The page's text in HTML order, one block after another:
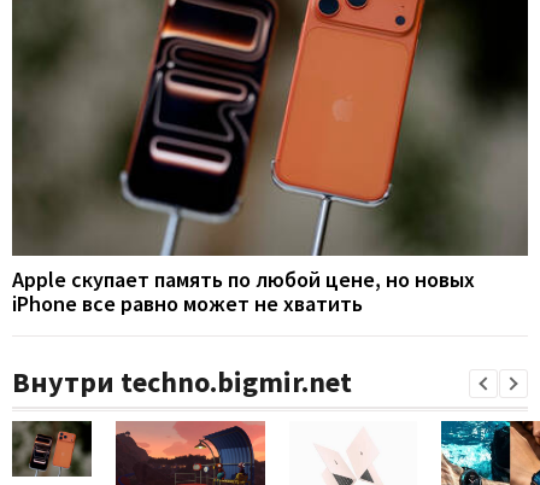
Apple скупает память по любой цене, но новых
iPhone все равно может не хватить
Внутри techno.bigmir.net